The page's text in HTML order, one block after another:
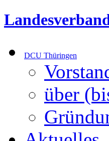
DCU Thüringen
über